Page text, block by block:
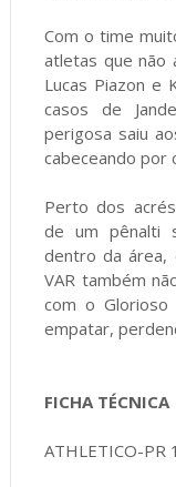
Com o time
atletas que não
Lucas Piazon e
casos de
perigosa saiu
cabeceando por
Perto dos
de um pênalti
dentro da área,
VAR também
com o Glorioso
empatar,
FICHA TÉCNICA
ATHLETICO-PR